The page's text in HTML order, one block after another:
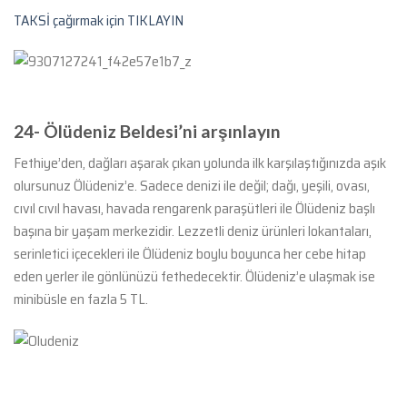
TAKSİ çağırmak için TIKLAYIN
24- Ölüdeniz Beldesi’ni arşınlayın
Fethiye’den, dağları aşarak çıkan yolunda ilk karşılaştığınızda aşık
olursunuz Ölüdeniz’e. Sadece denizi ile değil; dağı, yeşili, ovası,
cıvıl cıvıl havası, havada rengarenk paraşütleri ile Ölüdeniz başlı
başına bir yaşam merkezidir. Lezzetli deniz ürünleri lokantaları,
serinletici içecekleri ile Ölüdeniz boylu boyunca her cebe hitap
eden yerler ile gönlünüzü fethedecektir. Ölüdeniz’e ulaşmak ise
minibüsle en fazla 5 TL.